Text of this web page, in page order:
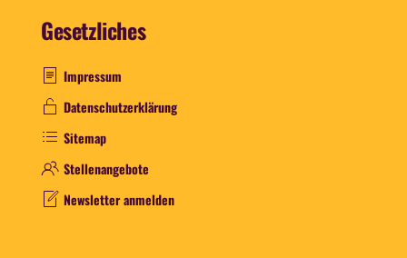
Gesetzliches
Impressum
Datenschutzerklärung
Sitemap
Stellenangebote
Newsletter anmelden